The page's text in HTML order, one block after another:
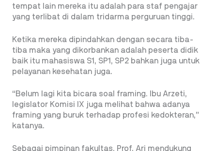
tempat lain mereka itu adalah para staf pengajar
yang terlibat di dalam tridarma perguruan tinggi.
Ketika mereka dipindahkan dengan secara tiba-
tiba maka yang dikorbankan adalah peserta didik
baik itu mahasiswa S1, SP1, SP2 bahkan juga untuk
pelayanan kesehatan juga.
“Belum lagi kita bicara soal framing. Ibu Arzeti,
legislator Komisi IX juga melihat bahwa adanya
framing yang buruk terhadap profesi kedokteran,”
katanya.
Sebagai pimpinan fakultas, Prof. Ari mendukung